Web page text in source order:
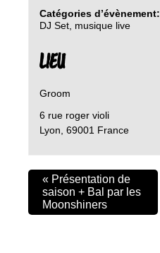
Catégories d’évènement:
DJ Set, musique live
LIEU
Groom
6 rue roger violi
Lyon 69001 France
« Présentation de
saison + Bal par les
Moonshiners